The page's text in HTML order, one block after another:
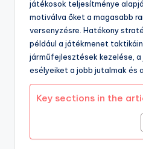
játékosok teljesítménye
motiválva őket a magasabb
versenyzésre. Hatékony
például a játékmenet
járműfejlesztések kezelése,
esélyeiket a jobb jutalmak és
Key sections in the